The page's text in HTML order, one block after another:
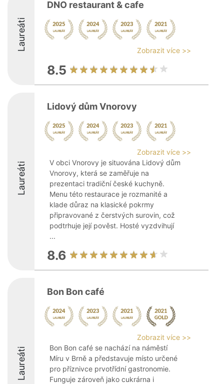
Laureáti
DNO restaurant & cafe
Zobrazit více >>
8.5
Laureáti
Lidový dům Vnorovy
Zobrazit více >>
V obci Vnorovy je situována Lidový dům
Vnorovy, která se zaměřuje na
prezentaci tradiční české kuchyně.
Menu této restaurace je rozmanité a
klade důraz na klasické pokrmy
připravované z čerstvých surovin, což
podtrhuje její pověst. Hosté vyzdvihují
...
8.6
Laureáti
Bon Bon café
Zobrazit více >>
Bon Bon café se nachází na náměstí
Míru v Brně a představuje místo určené
pro příznivce prvotřídní gastronomie.
Funguje zároveň jako cukrárna i